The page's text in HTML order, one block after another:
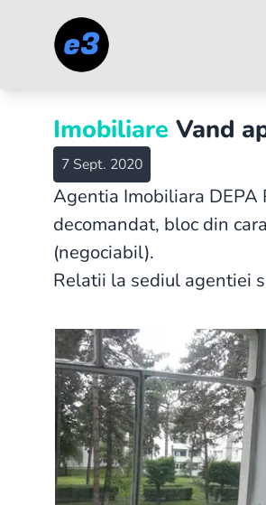
Imobiliare Vand
7 Sept. 2020
Agentia Imobiliara DEPA
decomandat, bloc din
(negociabil).
Relatii la sediul agentiei